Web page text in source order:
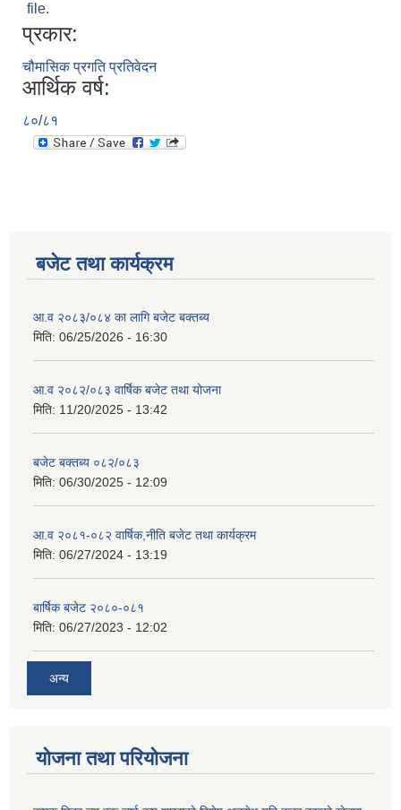
file.
प्रकार:
चौमासिक प्रगति प्रतिवेदन
आर्थिक वर्ष:
८०/८१
बजेट तथा कार्यक्रम
आ.व २०८३/०८४ का लागि बजेट बक्तब्य
मिति: 06/25/2026 - 16:30
आ.व २०८२/०८३ वार्षिक बजेट तथा योजना
मिति: 11/20/2025 - 13:42
बजेट बक्तब्य ०८२/०८३
मिति: 06/30/2025 - 12:09
आ.व २०८१-०८२ वार्षिक,नीति बजेट तथा कार्यक्रम
मिति: 06/27/2024 - 13:19
बार्षिक बजेट २०८०-०८१
मिति: 06/27/2023 - 12:02
अन्य
योजना तथा परियोजना